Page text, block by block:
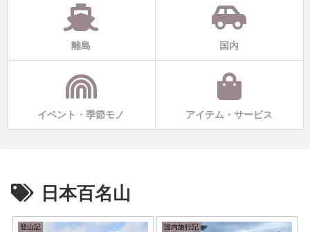
離島 国内
イベント・季節モノ アイテム・サービス
日本百名山
登山記 国内旅行記